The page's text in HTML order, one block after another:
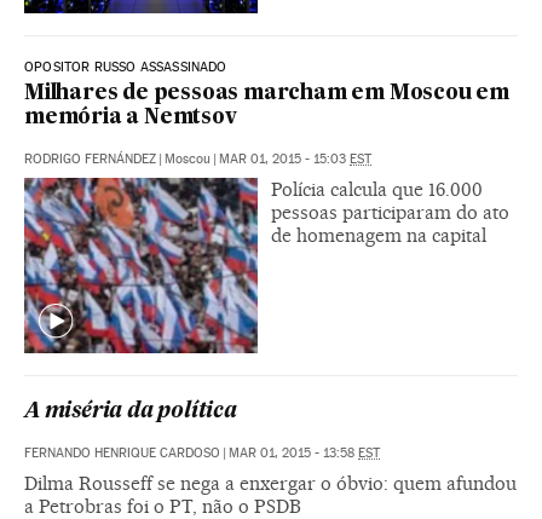
OPOSITOR RUSSO ASSASSINADO
Milhares de pessoas marcham em Moscou em
memória a Nemtsov
RODRIGO FERNÁNDEZ | Moscou | MAR 01, 2015 - 15:03 EST
Polícia calcula que 16.000
pessoas participaram do ato
de homenagem na capital
A miséria da política
FERNANDO HENRIQUE CARDOSO | MAR 01, 2015 - 13:58 EST
Dilma Rousseff se nega a enxergar o óbvio: quem afundou
a Petrobras foi o PT, não o PSDB